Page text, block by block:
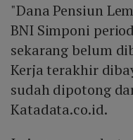
"Dana Pensiun
BNI Simponi
sekarang belum
Kerja terakhir
sudah dipotong
Katadata.co.id.